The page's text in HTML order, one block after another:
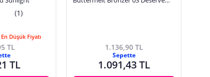
(1)
Düşük Fiyatı
TL
TL
1.136,90 TL
Sepette
1.091,43 TL